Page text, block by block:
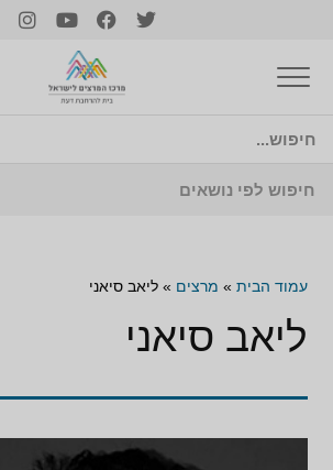
עמוד הבית » מרצים »ליאב סיאני
ליאב סיאני